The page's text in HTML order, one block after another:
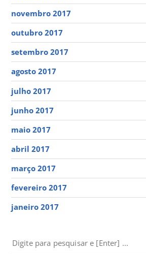
novembro 2017
outubro 2017
setembro 2017
agosto 2017
julho 2017
junho 2017
maio 2017
abril 2017
março 2017
fevereiro 2017
janeiro 2017
PESQUISAR